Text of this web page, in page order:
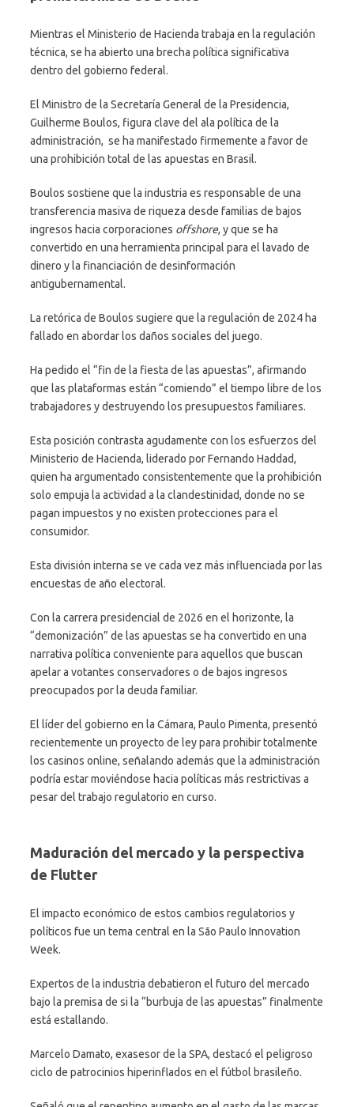
Mientras el Ministerio de Hacienda trabaja en la regulación
técnica, se ha abierto una brecha política significativa
dentro del gobierno federal.
El Ministro de la Secretaría General de la Presidencia,
Guilherme Boulos, figura clave del ala política de la
administración, se ha manifestado firmemente a favor de
una prohibición total de las apuestas en Brasil.
Boulos sostiene que la industria es responsable de una
transferencia masiva de riqueza desde familias de bajos
ingresos hacia corporaciones offshore, y que se ha
convertido en una herramienta principal para el lavado de
dinero y la financiación de desinformación
antigubernamental.
La retórica de Boulos sugiere que la regulación de 2024 ha
fallado en abordar los daños sociales del juego.
Ha pedido el “fin de la fiesta de las apuestas”, afirmando
que las plataformas están “comiendo” el tiempo libre de los
trabajadores y destruyendo los presupuestos familiares.
Esta posición contrasta agudamente con los esfuerzos del
Ministerio de Hacienda, liderado por Fernando Haddad,
quien ha argumentado consistentemente que la prohibición
solo empuja la actividad a la clandestinidad, donde no se
pagan impuestos y no existen protecciones para el
consumidor.
Esta división interna se ve cada vez más influenciada por las
encuestas de año electoral.
Con la carrera presidencial de 2026 en el horizonte, la
“demonización” de las apuestas se ha convertido en una
narrativa política conveniente para aquellos que buscan
apelar a votantes conservadores o de bajos ingresos
preocupados por la deuda familiar.
El líder del gobierno en la Cámara, Paulo Pimenta, presentó
recientemente un proyecto de ley para prohibir totalmente
los casinos online, señalando además que la administración
podría estar moviéndose hacia políticas más restrictivas a
pesar del trabajo regulatorio en curso.
Maduración del mercado y la perspectiva
de Flutter
El impacto económico de estos cambios regulatorios y
políticos fue un tema central en la São Paulo Innovation
Week.
Expertos de la industria debatieron el futuro del mercado
bajo la premisa de si la “burbuja de las apuestas” finalmente
está estallando.
Marcelo Damato, exasesor de la SPA, destacó el peligroso
ciclo de patrocinios hiperinflados en el fútbol brasileño.